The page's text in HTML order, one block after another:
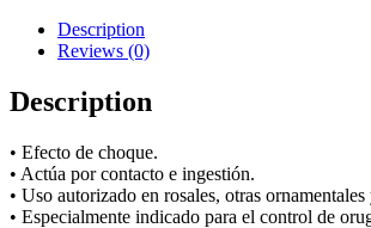
Description
Reviews (0)
Description
• Efecto de choque.
• Actúa por contacto e ingestión.
• Uso autorizado en rosales, otras
• Especialmente indicado para el control de